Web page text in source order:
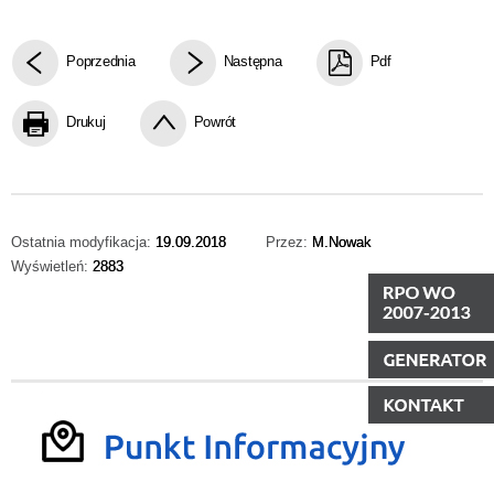
Poprzednia Następna Pdf
Drukuj Powrót
Ostatnia modyfikacja: 19.09.2018 Przez: M.Nowak
Wyświetleń: 2883